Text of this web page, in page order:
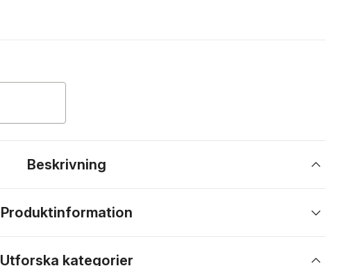
Beskrivning
Produktinformation
Utforska kategorier